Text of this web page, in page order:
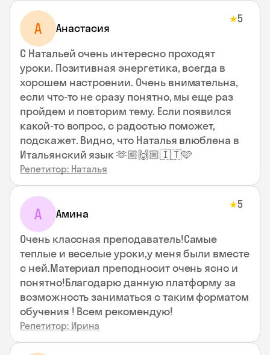
А Анастасия
★5
С Натальей очень интересно проходят
уроки. Позитивная энергетика, всегда в
хорошем настроении. Очень внимательна,
если что-то не сразу понятно, мы еще раз
пройдем и повторим тему. Если появился
какой-то вопрос, с радостью поможет,
подскажет. Видно, что Наталья влюблена в
Итальянский язык 🫶🏼🙌🏼🇮🇹🩷
Репетитор: Наталья
А Амина
★5
Очень классная преподаватель!Самые
теплые и веселые уроки,у меня были вместе
с ней.Материал преподносит очень ясно и
понятно!Благодарю данную платформу за
возможность заниматься с таким форматом
обучения ! Всем рекомендую!
Репетитор: Ирина